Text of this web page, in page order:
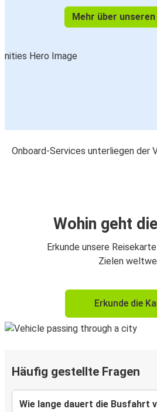
Mehr über
Onboard-Services unterliegen der
Wohin geht
Erkunde unsere
Zielen
Erkunde die
Häufig gestellte Fragen
Wie lange dauert die Busfahrt